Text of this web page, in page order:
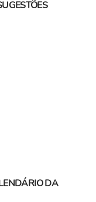
DA